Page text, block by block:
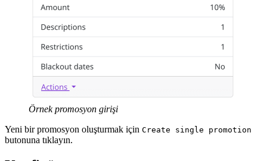
Örnek promosyon girişi
Yeni bir promosyon oluşturmak için Create single promotion
butonuna tıklayın.